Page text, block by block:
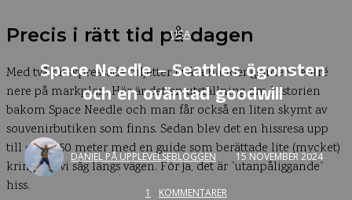
USA
Space Needle – Seattles ögonsten
och en oväntad goodwill
DANIEL PÅ UPPLEVELSEBLOGGEN 15 NOVEMBER 2024
1 KOMMENTARER
Precis i rätt tid på dagen
Med två färskpressade biljetter i våra händer gjorde vi entré
nere på markplan. Här är det en utställning om historien
bakom Space Needle och man får också en liten skymt av
souvenirbutiken som finns. Sedan blev det en hissresa upp
till drygt 150 meter med en guide som berättade lite (mycket)
kring allt vi såg längs vägen. För ja, det är ”utanpåliggande”
hiss.